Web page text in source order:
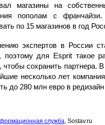
магазины на
пополам с
по 15 магазинов в год
экспертов в России
поэтому для Esprit такое
чтобы сохранить партнера.
несколько лет
до 280 млн евро в
служба, Sostav.ru